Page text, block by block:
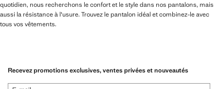
quotidien, nous recherchons le confort et le style dans nos pantalons, mais
aussi la résistance à l'usure. Trouvez le pantalon idéal et combinez-le avec
tous vos vêtements.
Recevez promotions exclusives, ventes privées et nouveautés